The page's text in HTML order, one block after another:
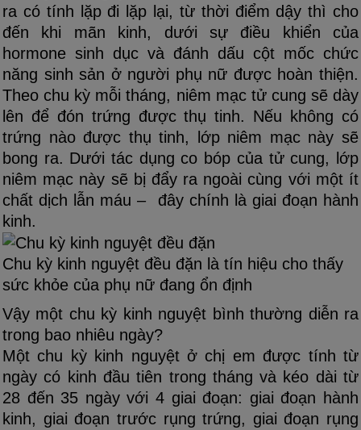
ra có tính lặp đi lặp lại, từ thời điểm dậy thì cho
đến khi mãn kinh, dưới sự điều khiển của
hormone sinh dục và đánh dấu cột mốc chức
năng sinh sản ở người phụ nữ được hoàn thiện.
Theo chu kỳ mỗi tháng, niêm mạc tử cung sẽ dày
lên để đón trứng được thụ tinh. Nếu không có
trứng nào được thụ tinh, lớp niêm mạc này sẽ
bong ra. Dưới tác dụng co bóp của tử cung, lớp
niêm mạc này sẽ bị đẩy ra ngoài cùng với một ít
chất dịch lẫn máu – đây chính là giai đoạn hành
kinh.
Chu kỳ kinh nguyệt đều đặn là tín hiệu cho thấy
sức khỏe của phụ nữ đang ổn định
Vậy một chu kỳ kinh nguyệt bình thường diễn ra
trong bao nhiêu ngày?
Một chu kỳ kinh nguyệt ở chị em được tính từ
ngày có kinh đầu tiên trong tháng và kéo dài từ
28 đến 35 ngày với 4 giai đoạn: giai đoạn hành
kinh, giai đoạn trước rụng trứng, giai đoạn rụng